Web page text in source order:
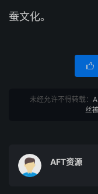
蚕文化。

未经允许不得转载：
丝
AFT资源